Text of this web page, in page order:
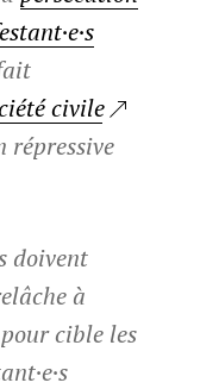
civile
répressive
doivent
à
cible les